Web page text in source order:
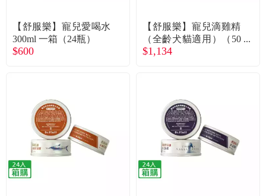
【舒服樂】寵兒愛喝水
300ml 一箱（24瓶）
$600
【舒服樂】寵兒滴雞精
（全齡犬貓適用）（50
ml*6包/組）（廠商直
$1,134